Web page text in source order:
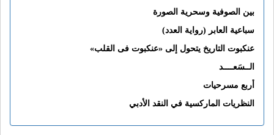
بين الصوفية وسحرية الصورة
سباعية العابر (رواية العدد)
عنكبوت التاريخ يتحول إلى «عنكبوت فى القلب»
الــسَعــــد
أربع مسرحيات
النظريات الماركسية في النقد الأدبي